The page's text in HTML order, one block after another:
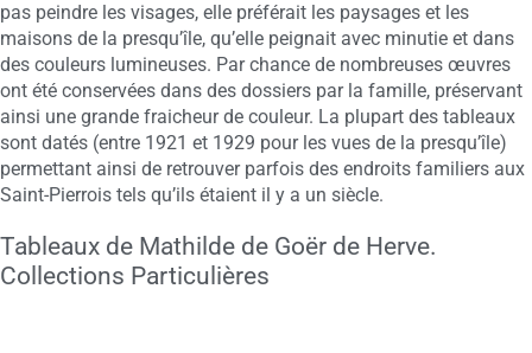
pas peindre les visages, elle préférait les paysages et les
maisons de la presqu’île, qu’elle peignait avec minutie et dans
des couleurs lumineuses. Par chance de nombreuses œuvres
ont été conservées dans des dossiers par la famille, préservant
ainsi une grande fraicheur de couleur. La plupart des tableaux
sont datés (entre 1921 et 1929 pour les vues de la presqu’île)
permettant ainsi de retrouver parfois des endroits familiers aux
Saint-Pierrois tels qu’ils étaient il y a un siècle.
Tableaux de Mathilde de Goër de Herve.
Collections Particulières